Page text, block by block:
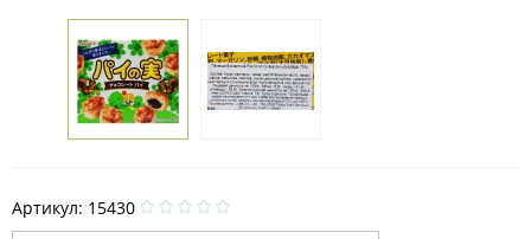
Артикул: 15430